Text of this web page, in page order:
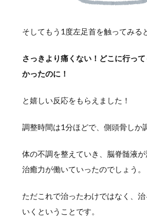
そしてもう1度左足首を触ってみる
さっきより痛くない！どこに行っ
かったのに！
と嬉しい反応をもらえました！
調整時間は1分ほどで、側頭骨しか
体の不調を整えていき、脳脊髄液
治癒力が働いていったのでしょう。
ただこれで治ったわけではなく、
いくということです。